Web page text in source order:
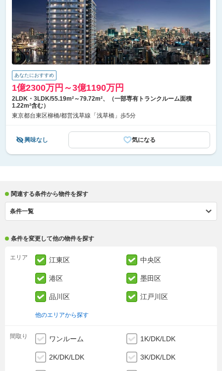
あなたにおすすめ
1億2300万円～3億1190万円
2LDK・3LDK/55.19m²～79.72m²、（一部専有トランクルーム面積
1.22m²含む）
東京都台東区柳橋/都営浅草線「浅草橋」歩5分
興味なし 気になる
関連する条件から物件を探す
条件一覧
条件を変更して他の物件を探す
エリア 江東区 中央区
港区 墨田区
品川区 江戸川区
他のエリアから探す
間取り ワンルーム 1K/DK/LDK
2K/DK/LDK 3K/DK/LDK